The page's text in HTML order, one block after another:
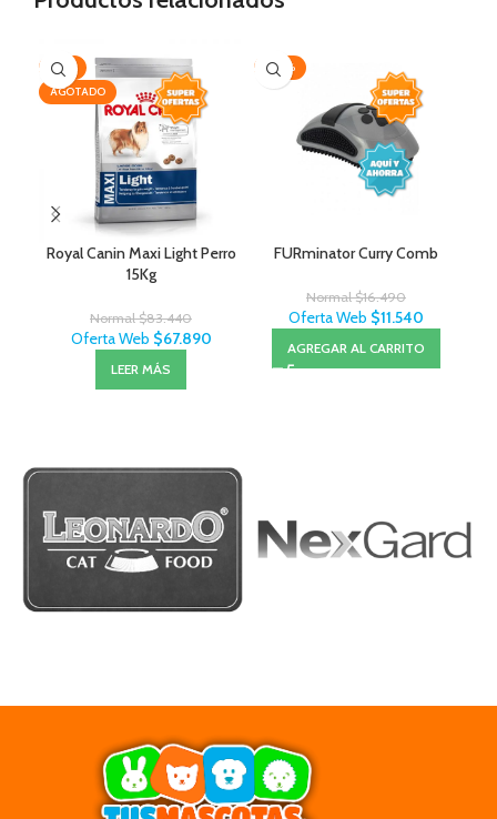
-19%
AGOTADO
Royal Canin Maxi Light Perro
15Kg
Normal$83.440
Oferta Web $67.890
LEER MÁS
-30%
FURminator Curry Comb
Normal$16.490
Oferta Web $11.540
AGREGAR AL CARRITO